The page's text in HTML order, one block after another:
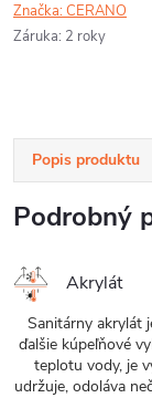
Značka:CERANO
Záruka: 2 roky
Popis produktu
Podrobný
Akrylát
Sanitárny akrylát
ďalšie kúpeľňové
teplotu vody, je
udržuje, odoláva